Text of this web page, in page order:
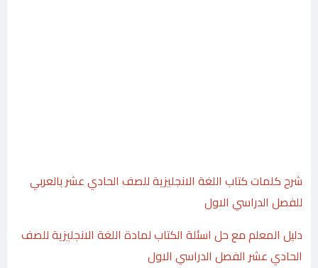
شرح كلمات كتاب اللغة الانجليزية للصف الحادي عشر بالعربي
للفصل الدراسي الاول
دليل المعلم مع حل اسئلة الكتاب لمادة اللغة الانجليزية للصف
الحادي عشر الفصل الدراسي الاول